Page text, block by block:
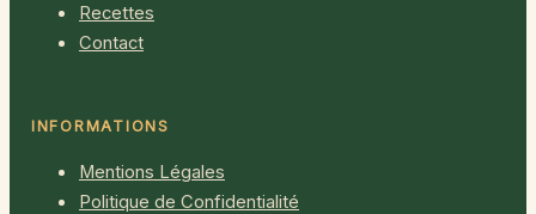
Recettes
Contact
INFORMATIONS
Mentions Légales
Politique de Confidentialité